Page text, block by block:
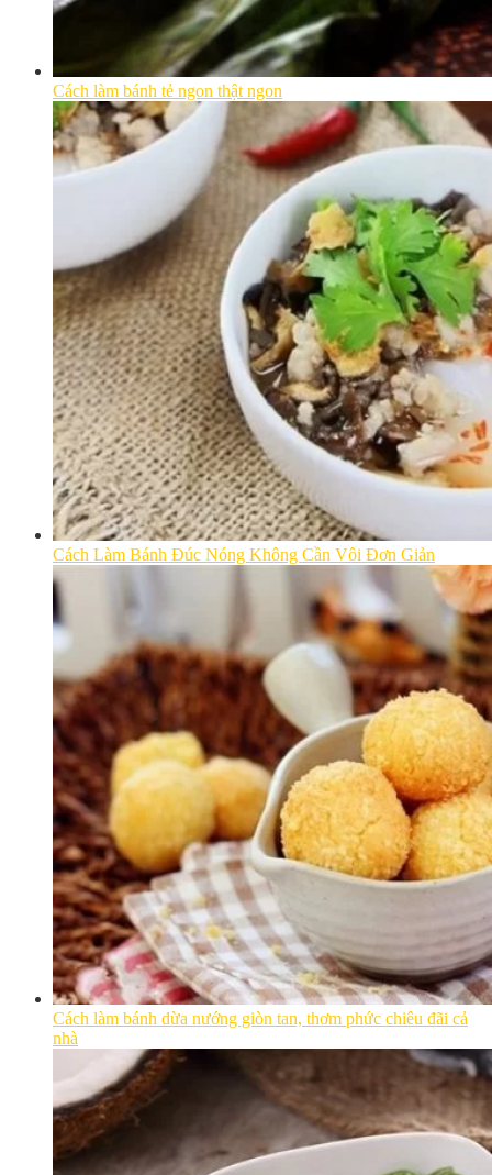
Cách làm bánh tẻ ngon thật ngon
Cách Làm Bánh Đúc Nóng Không Cần Vôi Đơn Giản
Cách làm bánh dừa nướng giòn tan, thơm phức chiêu đãi cả
nhà